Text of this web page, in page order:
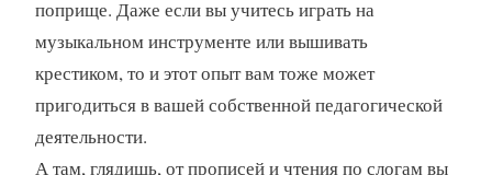
поприще. Даже если вы учитесь играть на
музыкальном инструменте или вышивать
крестиком, то и этот опыт вам тоже может
пригодиться в вашей собственной педагогической
деятельности.
А там, глядишь, от прописей и чтения по слогам вы